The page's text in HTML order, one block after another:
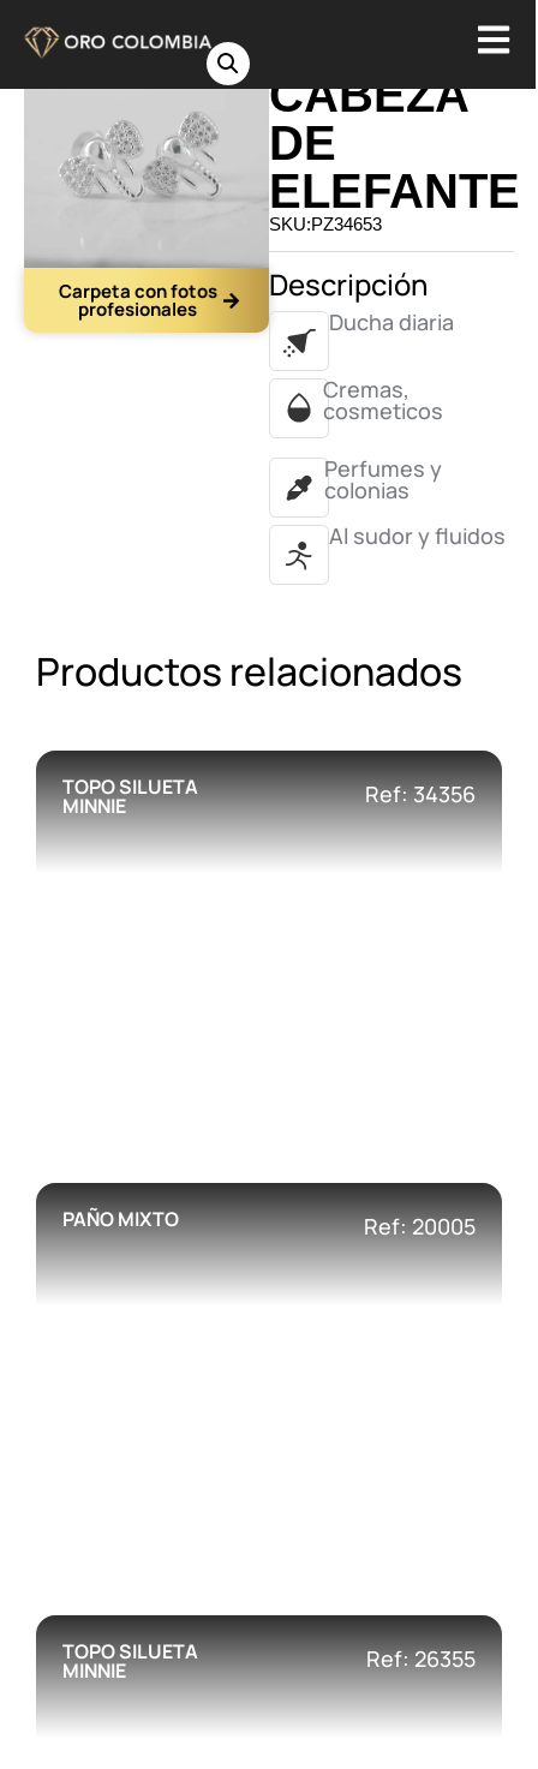
Carpeta con fotos
profesionales
CABEZA
DE
ELEFANTE
SKU:PZ34653
Descripción
Ducha diaria
Cremas,
cosmeticos
Perfumes y
colonias
Al sudor y fluidos
Productos relacionados
TOPO SILUETA
MINNIE Ref: 34356
PAÑO MIXTO Ref: 20005
TOPO SILUETA
MINNIE Ref: 26355